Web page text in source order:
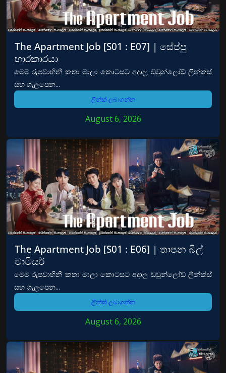
The Apartment Job [S01 : E07] | සේප්පු
භාරකාරයා
මෙම රුපවාහිනී කතා මාලා කොටසට අදාල ඩවුන්ලෝඩ් ලින්ක්ස්
සහ ගැලපෙන...
ලින්ක් ලබාගන්න
August 6, 2026
The Apartment Job [S01 : E06] | තාපන බිල්
මාටියර්
මෙම රුපවාහිනී කතා මාලා කොටසට අදාල ඩවුන්ලෝඩ් ලින්ක්ස්
සහ ගැලපෙන...
ලින්ක් ලබාගන්න
August 6, 2026